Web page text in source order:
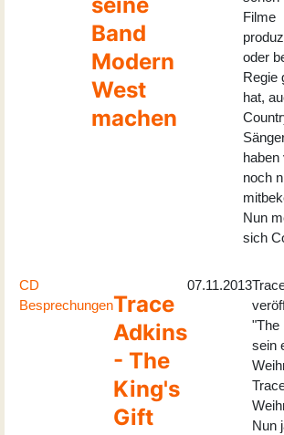
seine
Band
Modern
West
machen
Filme
oder
Regie
hat,
haben
noch
Nun
sich
CD
BesprechungenTrace
Adkins
- The
King's
Gift
07.11.2013
"The
sein
Nun